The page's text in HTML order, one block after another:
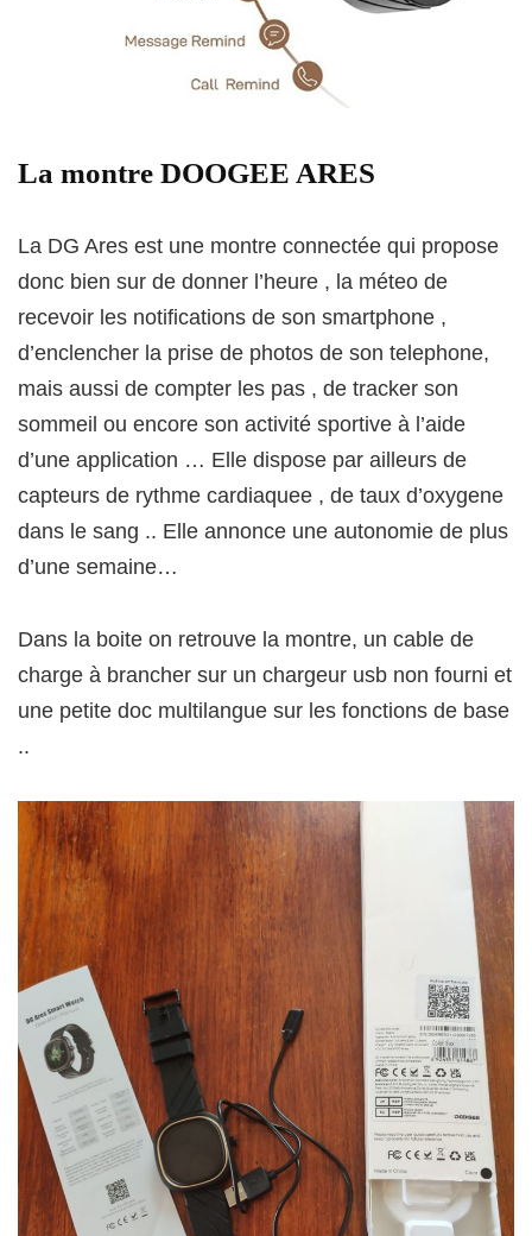
La montre DOOGEE ARES
La DG Ares est une montre connectée qui propose
donc bien sur de donner l’heure , la méteo de
recevoir les notifications de son smartphone ,
d’enclencher la prise de photos de son telephone,
mais aussi de compter les pas , de tracker son
sommeil ou encore son activité sportive à l’aide
d’une application … Elle dispose par ailleurs de
capteurs de rythme cardiaquee , de taux d’oxygene
dans le sang .. Elle annonce une autonomie de plus
d’une semaine…
Dans la boite on retrouve la montre, un cable de
charge à brancher sur un chargeur usb non fourni et
une petite doc multilangue sur les fonctions de base
..